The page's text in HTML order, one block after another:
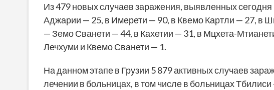
Из 479 новых случаев заражения, выявленных
Аджарии — 25, в Имерети — 90, в Квемо Картли — 27, в
— Земо Сванети — 44, в Кахетии — 31, в Мцхета-
Лечхуми и Квемо Сванети — 1.
На данном этапе в Грузии 5 879 активных случаев
лечении в больницах, в том числе в больницах